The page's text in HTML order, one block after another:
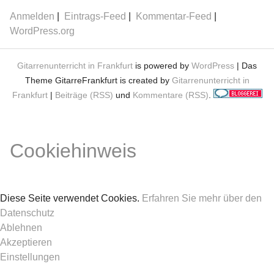
Anmelden Eintrags-Feed
Kommentar-Feed
WordPress.org
Gitarrenunterricht in Frankfurt is powered by WordPress | Das
Theme GitarreFrankfurt is created by Gitarrenunterricht in
Frankfurt| Beiträge (RSS) und Kommentare (RSS)
Cookiehinweis
Diese Seite verwendet Cookies. Erfahren Sie mehr über den
Datenschutz
Ablehnen
Akzeptieren
Einstellungen